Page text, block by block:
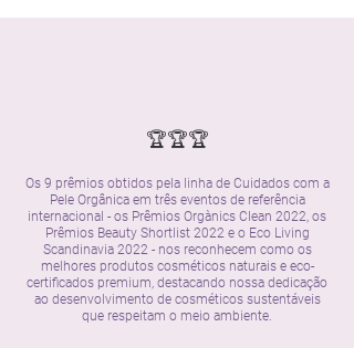
🏆🏆🏆
Os 9 prêmios obtidos pela linha de Cuidados com a
Pele Orgânica em três eventos de referência
internacional - os Prêmios Orgànics Clean 2022, os
Prêmios Beauty Shortlist 2022 e o Eco Living
Scandinavia 2022 - nos reconhecem como os
melhores produtos cosméticos naturais e eco-
certificados premium, destacando nossa dedicação
ao desenvolvimento de cosméticos sustentáveis
que respeitam o meio ambiente.